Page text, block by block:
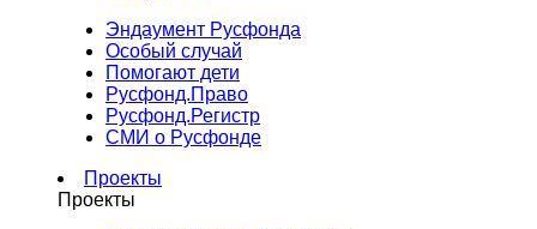
Эндаумент Русфонда
Особый случай
Помогают дети
Русфонд.Право
Русфонд.Регистр
СМИ о Русфонде
Проекты
Проекты